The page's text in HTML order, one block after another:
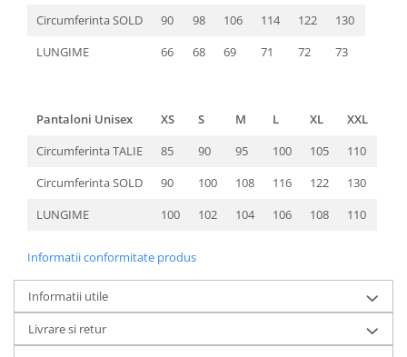
Circumferinta SOLD 90 98 106 114 122
130
LUNGIME
66 68 69 71 72 73
Pantaloni Unisex XS S M L XL
XXL
Circumferinta TALIE
85 90 95 100 105
110
Circumferinta SOLD
90 100 108 116 122
130
LUNGIME
100 102 104 106 108 110
Informatii conformitate produs
Informatii utile
Livrare si retur